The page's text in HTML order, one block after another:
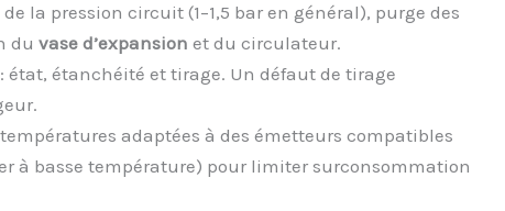
la pression circuit (1–1,5 bar en général), purge des
du vase d’expansion et du circulateur.
: état, étanchéité et tirage. Un défaut de tirage
adaptées à des émetteurs compatibles
à basse température) pour limiter surconsommation